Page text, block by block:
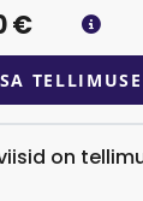
€
on